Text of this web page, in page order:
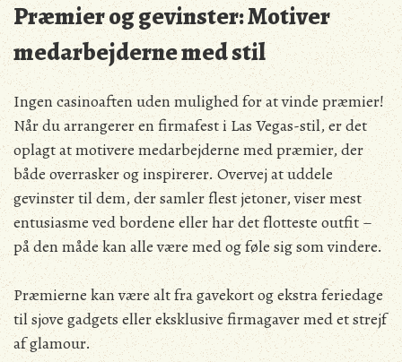
Præmier og gevinster: Motiver
medarbejderne med stil
Ingen casinoaften uden mulighed for at vinde præmier!
Når du arrangerer en firmafest i Las Vegas-stil, er det
oplagt at motivere medarbejderne med præmier, der
både overrasker og inspirerer. Overvej at uddele
gevinster til dem, der samler flest jetoner, viser mest
entusiasme ved bordene eller har det flotteste outfit –
på den måde kan alle være med og føle sig som vindere.
Præmierne kan være alt fra gavekort og ekstra feriedage
til sjove gadgets eller eksklusive firmagaver med et strejf
af glamour.